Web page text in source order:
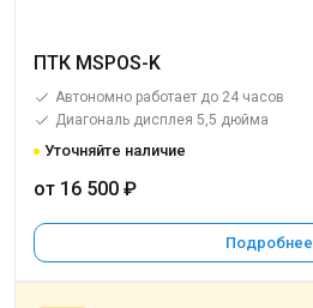
ПТК MSPOS-K
Автономно работает до 24 часов
Диагональ дисплея 5,5 дюйма
Уточняйте наличие
от 16 500 ₽
Подробнее